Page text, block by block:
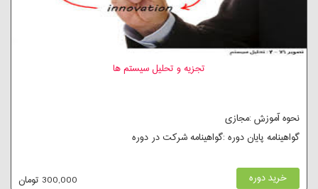
تجزیه و تحلیل سیستم ها
نحوه آموزش :مجازی
گواهینامه پایان دوره :گواهینامه شرکت در دوره
خرید دوره 300,000 تومان